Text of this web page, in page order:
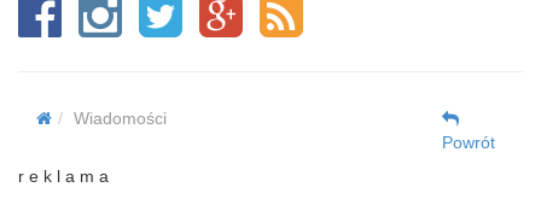
Wiadomości
Powrót
r e k l a m a